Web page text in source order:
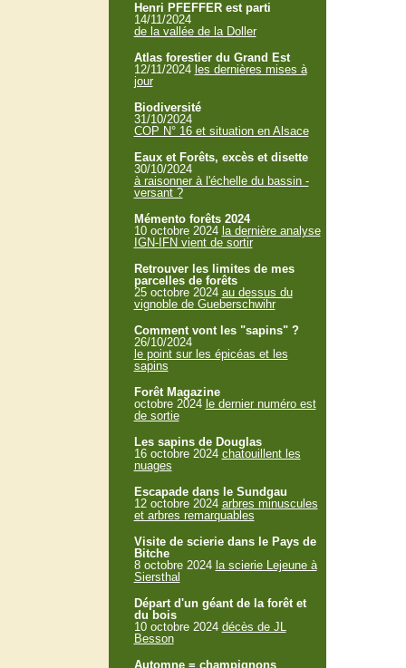
Henri PFEFFER est parti
14/11/2024
de la vallée de la Doller
Atlas forestier du Grand Est
12/11/2024 les dernières mises à
jour
Biodiversité
31/10/2024
COP N° 16 et situation en Alsace
Eaux et Forêts, excès et disette
30/10/2024
à raisonner à l'échelle du bassin -
versant ?
Mémento forêts 2024
10 octobre 2024 la dernière analyse
IGN-IFN vient de sortir
Retrouver les limites de mes
parcelles de forêts
25 octobre 2024 au dessus du
vignoble de Gueberschwihr
Comment vont les "sapins" ?
26/10/2024
le point sur les épicéas et les
sapins
Forêt Magazine
octobre 2024 le dernier numéro est
de sortie
Les sapins de Douglas
16 octobre 2024 chatouillent les
nuages
Escapade dans le Sundgau
12 octobre 2024 arbres minuscules
et arbres remarquables
Visite de scierie dans le Pays de
Bitche
8 octobre 2024 la scierie Lejeune à
Siersthal
Départ d'un géant de la forêt et
du bois
10 octobre 2024 décès de JL
Besson
Automne = champignons